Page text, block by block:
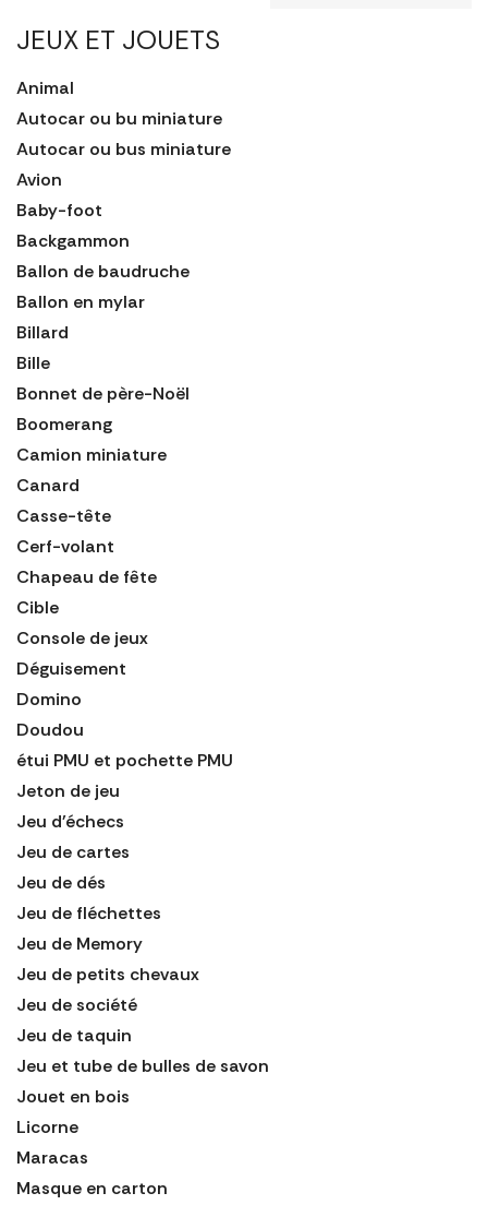
JEUX ET JOUETS
Animal
Autocar ou bu miniature
Autocar ou bus miniature
Avion
Baby-foot
Backgammon
Ballon de baudruche
Ballon en mylar
Billard
Bille
Bonnet de père-Noël
Boomerang
Camion miniature
Canard
Casse-tête
Cerf-volant
Chapeau de fête
Cible
Console de jeux
Déguisement
Domino
Doudou
étui PMU et pochette PMU
Jeton de jeu
Jeu d'échecs
Jeu de cartes
Jeu de dés
Jeu de fléchettes
Jeu de Memory
Jeu de petits chevaux
Jeu de société
Jeu de taquin
Jeu et tube de bulles de savon
Jouet en bois
Licorne
Maracas
Masque en carton